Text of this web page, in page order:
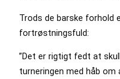
Trods de barske forhold
fortrøstningsfuld:
”Det er rigtigt fedt at
turneringen med håb